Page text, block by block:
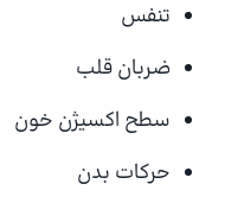
تنفس
ضربان قلب
سطح اکسیژن خون
حرکات بدن